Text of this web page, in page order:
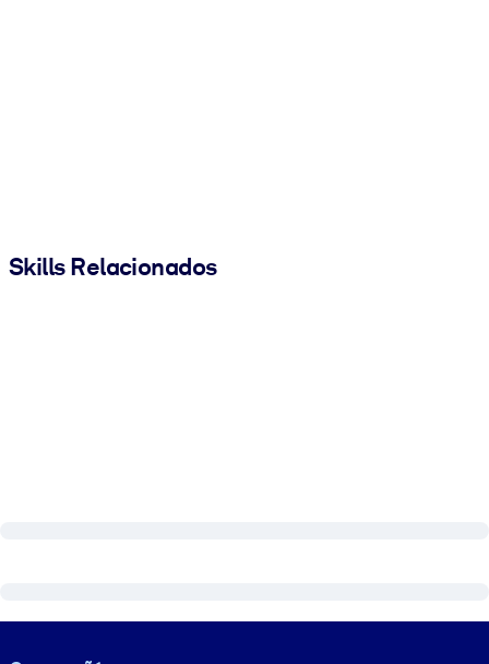
Skills Relacionados